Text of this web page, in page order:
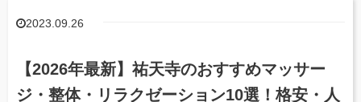
2023.09.26
【2026年最新】祐天寺のおすすめマッサー
ジ・整体・リラクゼーション10選！格安・人